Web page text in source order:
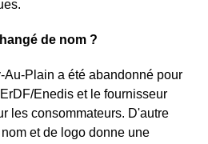
de nom ?
Au-Plain a été abandonné pour
Enedis et le fournisseur
les consommateurs. D'autre
et de logo donne une